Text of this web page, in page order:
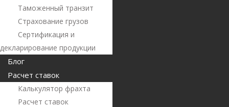
Таможенный транзит
Страхование грузов
Сертификация и
декларирование продукции
Блог
Расчет ставок
Калькулятор фрахта
Расчет ставок